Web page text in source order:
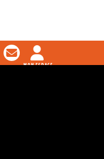
MON ESPACE